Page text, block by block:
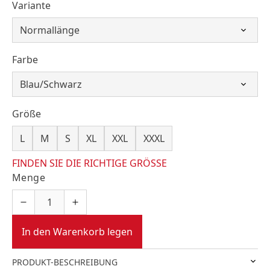
Variante
Farbe
Größe
L
M S XL XXL
XXXL
FINDEN SIE DIE RICHTIGE GRÖSSE
Menge
In den Warenkorb legen
PRODUKT-BESCHREIBUNG